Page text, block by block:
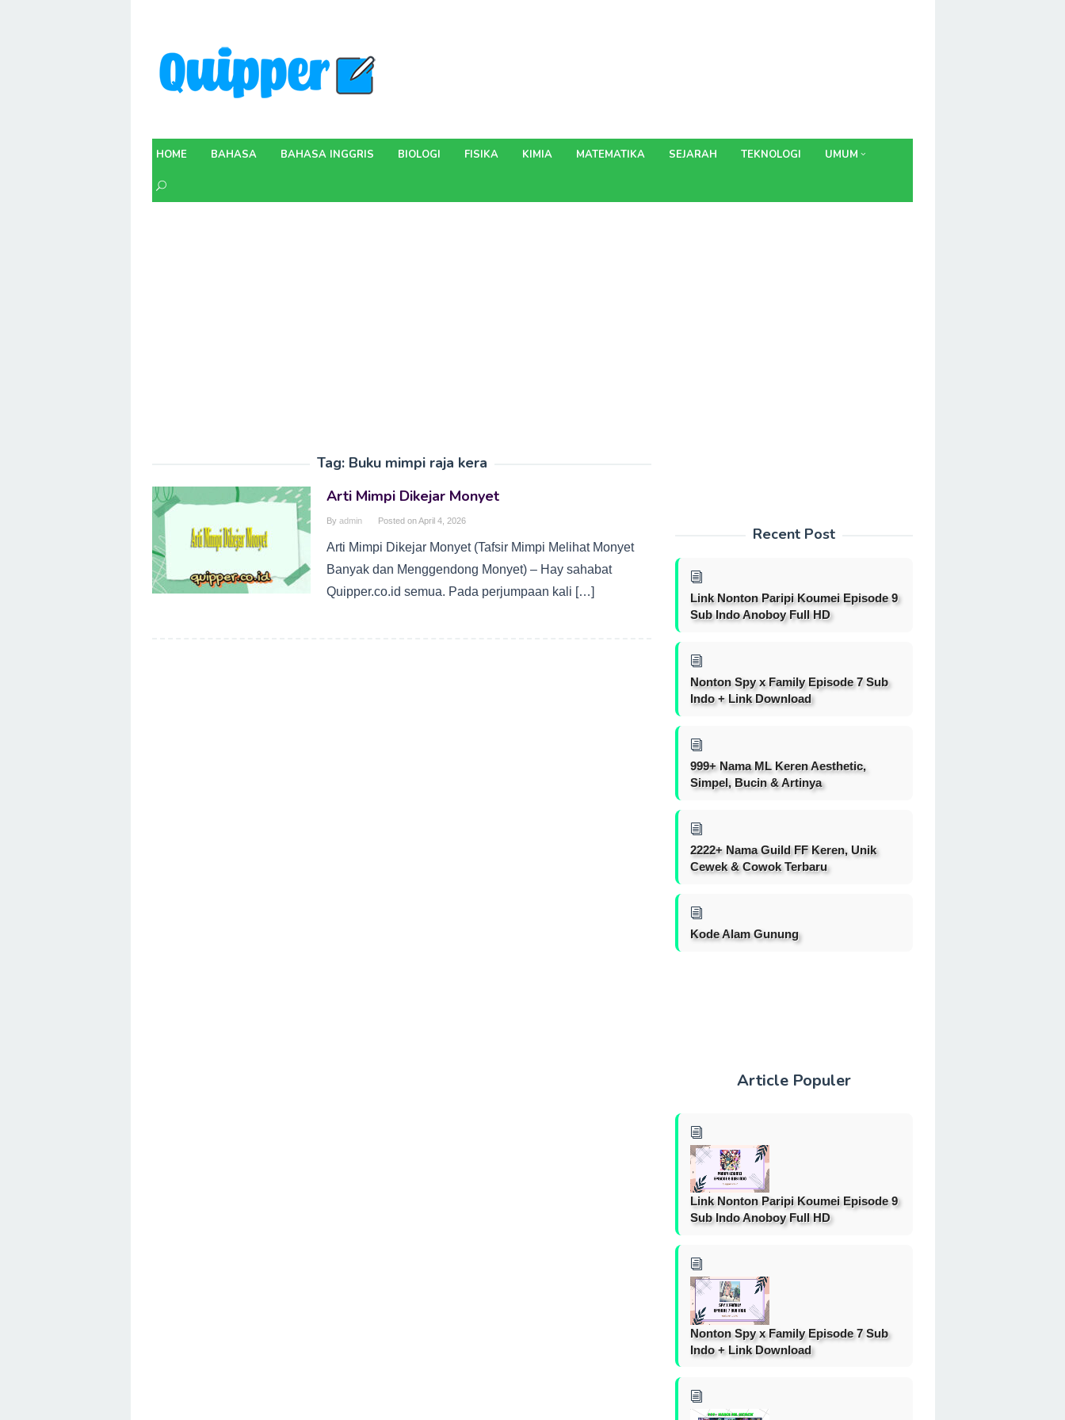
content
HOME BAHASA BAHASA INGGRIS BIOLOGI FISIKA KIMIA MATEMATIKA SEJARAH TEKNOLOGI UMUM
Tag: Buku mimpi raja kera
Arti Mimpi Dikejar Monyet
By admin Posted onApril 4, 2026
Arti Mimpi Dikejar Monyet (Tafsir Mimpi Melihat Monyet
Banyak dan Menggendong Monyet) – Hay sahabat
Quipper.co.id semua. Pada perjumpaan kali […]
Recent Post
Link Nonton Paripi Koumei Episode 9
Sub Indo Anoboy Full HD
Nonton Spy x Family Episode 7 Sub
Indo + Link Download
999+ Nama ML Keren Aesthetic,
Simpel, Bucin & Artinya
2222+ Nama Guild FF Keren, Unik
Cewek & Cowok Terbaru
Kode Alam Gunung
Article Populer
Link Nonton Paripi Koumei Episode 9
Sub Indo Anoboy Full HD
Nonton Spy x Family Episode 7 Sub
Indo + Link Download